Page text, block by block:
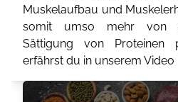
Muskelaufbau und
somit umso mehr von
Sättigung von Proteinen
erfährst du in unserem Video